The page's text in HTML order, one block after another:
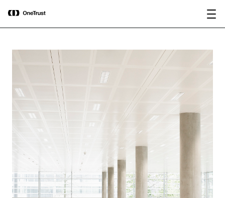
OneTrust als „Visionär“ im Gartner®
Magic Quadrant™ 2026 für
Plattformen zur KI-Governance